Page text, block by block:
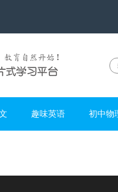
趣味英语 初中物